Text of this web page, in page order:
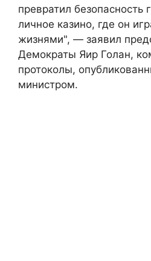
превратил безопасность
личное казино, где он
жизнями", — заявил
Демократы Яир Голан,
протоколы,
министром.